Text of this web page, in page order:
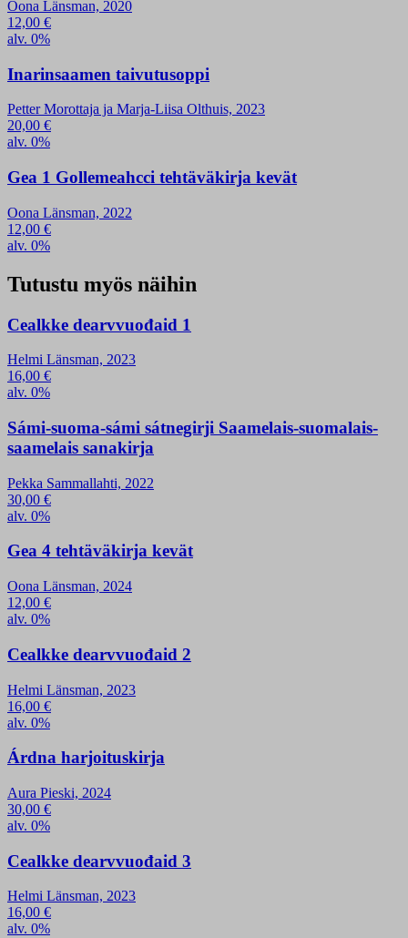
Oona Länsman, 2020
12,00 €
alv. 0%
Inarinsaamen taivutusoppi
Petter Morottaja ja Marja-Liisa Olthuis, 2023
20,00 €
alv. 0%
Gea 1 Gollemeahcci tehtäväkirja kevät
Oona Länsman, 2022
12,00 €
alv. 0%
Tutustu myös näihin
Cealkke dearvvuođaid 1
Helmi Länsman, 2023
16,00 €
alv. 0%
Sámi-suoma-sámi sátnegirji Saamelais-suomalais-
saamelais sanakirja
Pekka Sammallahti, 2022
30,00 €
alv. 0%
Gea 4 tehtäväkirja kevät
Oona Länsman, 2024
12,00 €
alv. 0%
Cealkke dearvvuođaid 2
Helmi Länsman, 2023
16,00 €
alv. 0%
Árdna harjoituskirja
Aura Pieski, 2024
30,00 €
alv. 0%
Cealkke dearvvuođaid 3
Helmi Länsman, 2023
16,00 €
alv. 0%